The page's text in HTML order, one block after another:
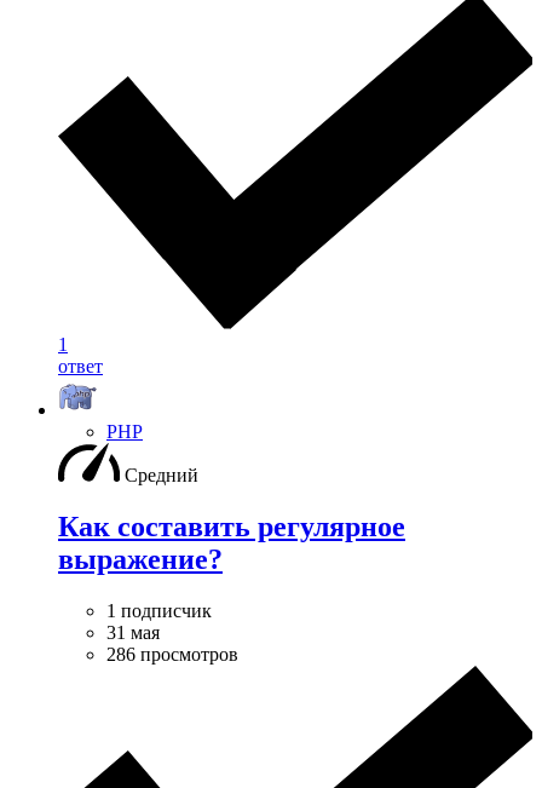
1
ответ
PHP
Средний
Как составить регулярное
выражение?
1 подписчик
31 мая
286 просмотров